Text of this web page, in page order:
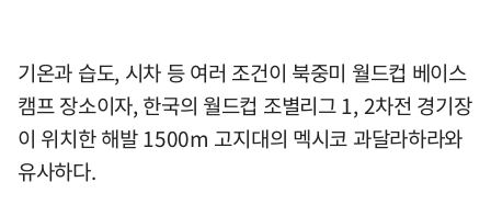
기온과 습도, 시차 등 여러 조건이 북중미 월드컵 베이스
캠프 장소이자, 한국의 월드컵 조별리그 1, 2차전 경기장
이 위치한 해발 1500m 고지대의 멕시코 과달라하라와
유사하다.